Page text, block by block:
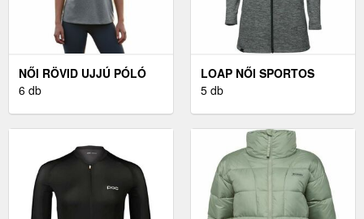
NŐI RÖVID UJJÚ PÓLÓ
UNDER ARMOUR UA
6 db
LOAP NŐI SPORTOS
PULÓVER NŐI SPORTOS
5 db